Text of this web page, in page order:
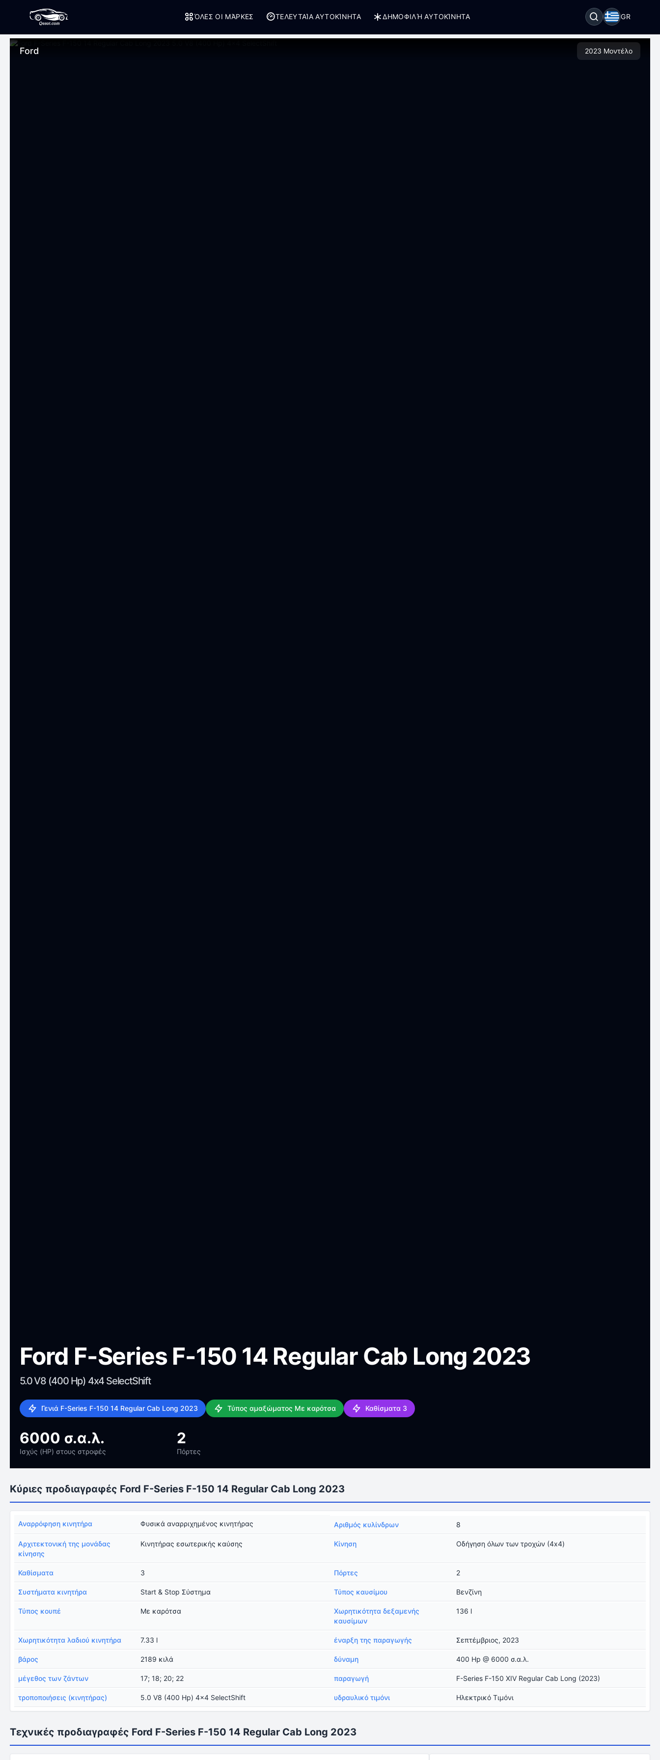
ΌΛΕΣ ΟΙ ΜΆΡΚΕΣ ΤΕΛΕΥΤΑΊΑ ΑΥΤΟΚΊΝΗΤΑ ΔΗΜΟΦΙΛΉ ΑΥΤΟΚΊΝΗΤΑ GR
Ford 2023 Μοντέλο
Ford F-Series F-150 14 Regular Cab Long 2023
5.0 V8 (400 Hp) 4x4 SelectShift
Γενιά F-Series F-150 14 Regular Cab Long 2023 Τύπος αμαξώματος Με καρότσα Καθίσματα 3
6000 σ.α.λ.
Ισχύς (HP) στους στροφές
2
Πόρτες
Κύριες προδιαγραφές Ford F-Series F-150 14 Regular Cab Long 2023
Αναρρόφηση κινητήρα Φυσικά αναρριχημένος κινητήρας Αριθμός κυλίνδρων 8
Αρχιτεκτονική της μονάδας
κίνησης
Κινητήρας εσωτερικής καύσης Κίνηση Οδήγηση όλων των τροχών (4x4)
Καθίσματα 3 Πόρτες 2
Συστήματα κινητήρα Start & Stop Σύστημα Τύπος καυσίμου Βενζίνη
Τύπος κουπέ Με καρότσα
Χωρητικότητα δεξαμενής
καυσίμων
136 l
Χωρητικότητα λαδιού κινητήρα 7.33 l έναρξη της παραγωγής Σεπτέμβριος, 2023
βάρος 2189 κιλά δύναμη 400 Hp @ 6000 σ.α.λ.
μέγεθος των ζάντων 17; 18; 20; 22 παραγωγή F-Series F-150 XIV Regular Cab Long (2023)
τροποποιήσεις (κινητήρας) 5.0 V8 (400 Hp) 4x4 SelectShift υδραυλικό τιμόνι Ηλεκτρικό Τιμόνι
Τεχνικές προδιαγραφές Ford F-Series F-150 14 Regular Cab Long 2023